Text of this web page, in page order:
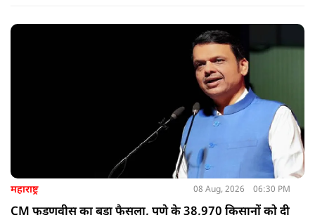
नेता या सांसद क्यों न हो, यदि वह राज्य की शांति और सुरक्षा से खिलवाड़
महाराष्ट्र 08 Aug, 2026 06:30 PM
CM फडणवीस का बड़ा फैसला, पुणे के 38,970 किसानों को दी